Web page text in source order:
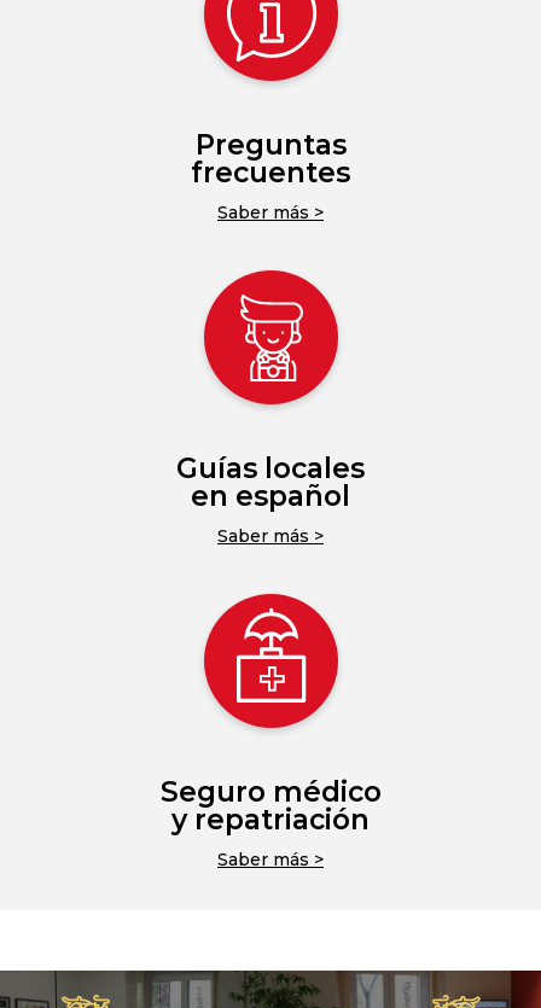
Preguntas
frecuentes
Saber más >
Guías locales
en español
Saber más >
Seguro médico
y repatriación
Saber más >